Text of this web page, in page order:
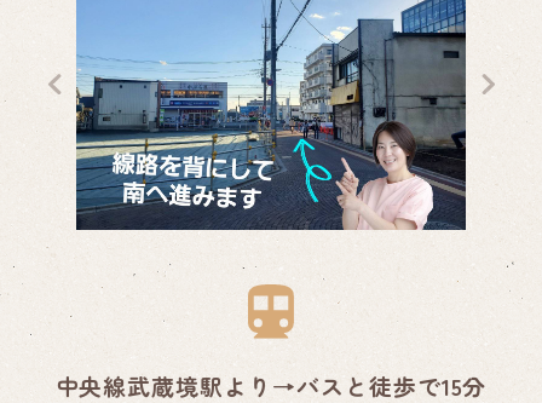
中央線武蔵境駅より→バスと徒歩で15分